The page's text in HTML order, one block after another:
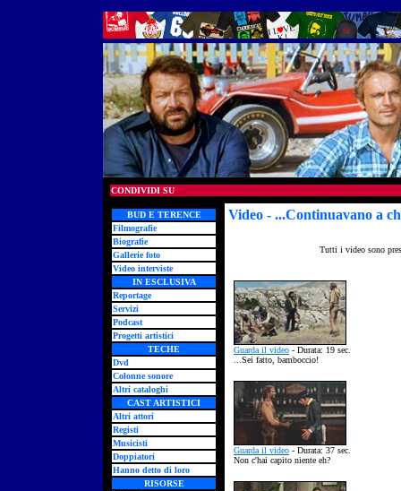
CONDIVIDI SU
BUD E TERENCE
Filmografie
Biografie
Gallerie foto
Video interviste
IN ESCLUSIVA
Reportage
Servizi
Podcast
Progetti artistici
TECHE
Dvd
Colonne sonore
Altri cataloghi
CAST ARTISTICI
Altri attori
Registi
Musicisti
Doppiatori
Hanno detto di loro
RISORSE
Video - ...Continuavano a
Tutti i video sono
Guarda il video - Durata: 19 sec.
...Sei fatto, bamboccio!
Guarda il video - Durata: 37 sec.
Non c'hai capito niente eh?